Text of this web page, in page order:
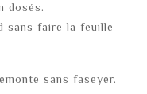
dosés.
sans faire la feuille
sans faseyer.